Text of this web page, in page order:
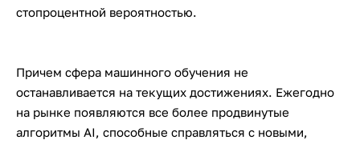
стопроцентной вероятностью.
Причем сфера машинного обучения не
останавливается на текущих достижениях. Ежегодно
на рынке появляются все более продвинутые
алгоритмы AI, способные справляться с новыми,